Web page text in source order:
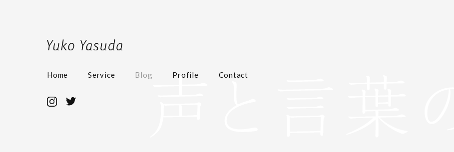
Home Service Blog Profile Contact